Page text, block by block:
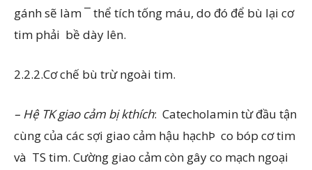
gánh sẽ làm ¯ thể tích tống máu, do đó để bù lại cơ
tim phải ­ bề dày lên.
2.2.2.Cơ chế bù trừ ngoài tim.
– Hệ TK giao cảm bị kthích: ­ Catecholamin từ đầu tận
cùng của các sợi giao cảm hậu hạchÞ ­ co bóp cơ tim
và ­ TS tim. Cường giao cảm còn gây co mạch ngoại